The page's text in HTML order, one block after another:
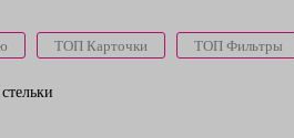
ТОП Карточки ТОП Фильтры